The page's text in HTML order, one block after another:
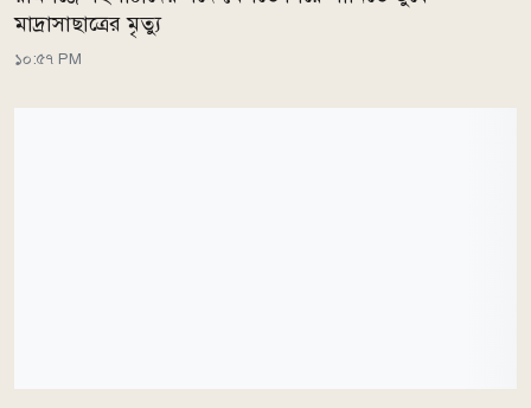
মাদ্রাসাছাত্রের মৃত্যু
১০:৫৭ PM